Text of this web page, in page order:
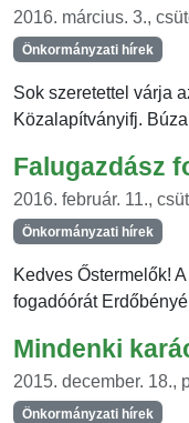
2016. március. 3.,
Önkormányzati hírek
Sok szeretettel várja
Közalapítványifj.
Falugazdász
2016. február. 11.,
Önkormányzati hírek
Kedves Őstermelők!
fogadóórát
Mindenki
2015. december. 18.,
Önkormányzati hírek